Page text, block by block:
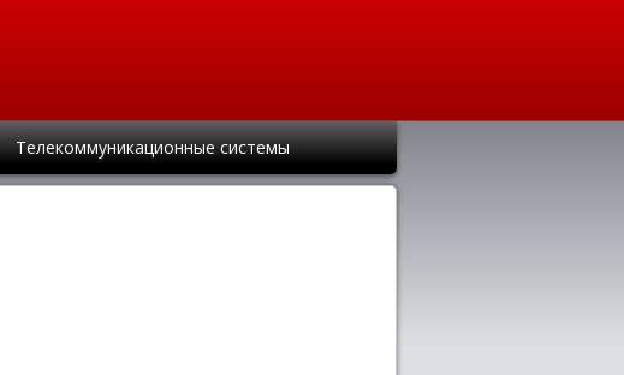
Телекоммуникационные системы